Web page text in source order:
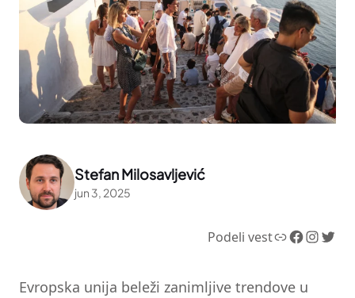
Stefan Milosavljević
jun 3, 2025
Podeli vestLink Facebook InstagramTwitter
Evropska unija beleži zanimljive trendove u